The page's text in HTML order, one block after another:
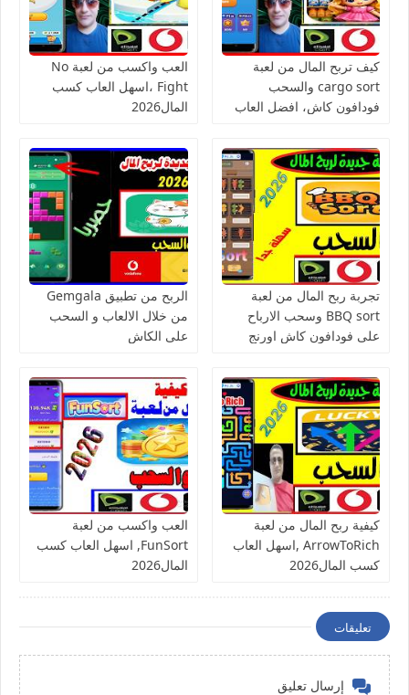
كيف تربح المال من لعبة
cargo sort والسحب
فودافون كاش، افضل العاب
العب واكسب من لعبة No
Fight ،اسهل العاب كسب
المال2026
تجربة ربح المال من لعبة
BBQ sort وسحب الارباح
على فودافون كاش اورنج
الربح من تطبيق Gemgala
من خلال الالعاب و السحب
على الكاش
كيفية ربح المال من لعبة
ArrowToRich ,اسهل العاب
كسب المال2026
العب واكسب من لعبة
FunSort, اسهل العاب كسب
المال2026
تعليقات
إرسال تعليق